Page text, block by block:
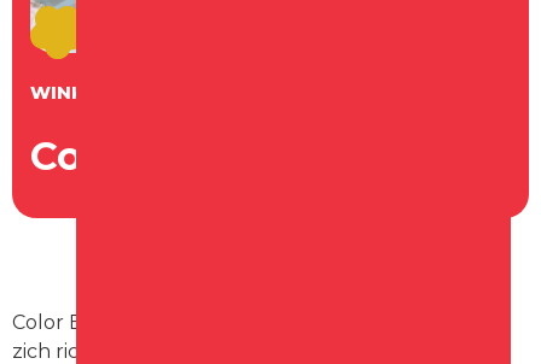
WINKEL
Color Experience
Color Experience is een speciaalzaak in Schagen die
zich richt op alles wat met verf en wonen te maken